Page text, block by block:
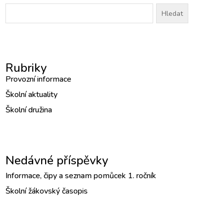
Vyhledávání
Rubriky
Provozní informace
Školní aktuality
Školní družina
Nedávné příspěvky
Informace, čipy a seznam pomůcek 1. ročník
Školní žákovský časopis